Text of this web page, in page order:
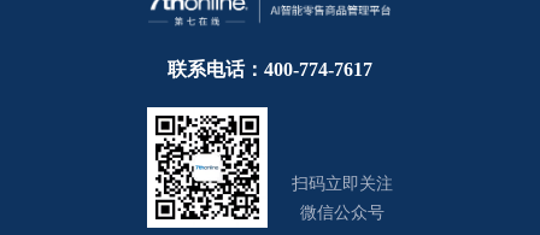
联系电话：400-774-7617
扫码立即关注
微信公众号